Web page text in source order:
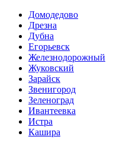
Домодедово
Дрезна
Дубна
Егорьевск
Железнодорожный
Жуковский
Зарайск
Звенигород
Зеленоград
Ивантеевка
Истра
Кашира